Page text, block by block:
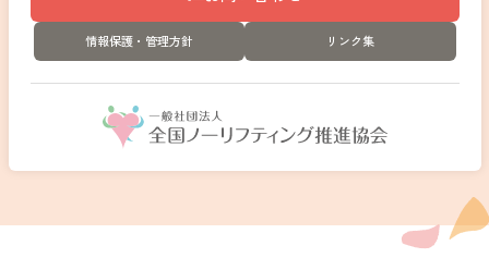
情報保護・管理方針 リンク集